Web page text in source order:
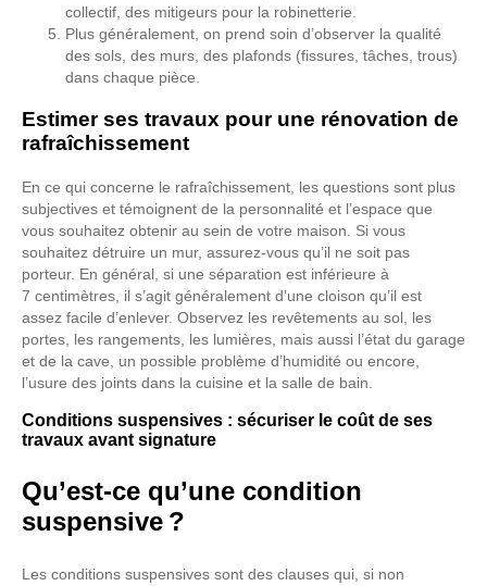
collectif, des mitigeurs pour la robinetterie.
Plus généralement, on prend soin d’observer la qualité
des sols, des murs, des plafonds (fissures, tâches, trous)
dans chaque pièce.
Estimer ses travaux pour une rénovation de
rafraîchissement
En ce qui concerne le rafraîchissement, les questions sont plus
subjectives et témoignent de la personnalité et l’espace que
vous souhaitez obtenir au sein de votre maison. Si vous
souhaitez détruire un mur, assurez-vous qu’il ne soit pas
porteur. En général, si une séparation est inférieure à
7 centimètres, il s’agit généralement d’une cloison qu’il est
assez facile d’enlever. Observez les revêtements au sol, les
portes, les rangements, les lumières, mais aussi l’état du garage
et de la cave, un possible problème d’humidité ou encore,
l’usure des joints dans la cuisine et la salle de bain.
Conditions suspensives : sécuriser le coût de ses
travaux avant signature
Qu’est-ce qu’une condition
suspensive ?
Les conditions suspensives sont des clauses qui, si non